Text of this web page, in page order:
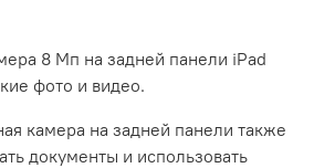
8 Мп на задней панели iPad
фото и видео.
камера на задней панели также
документы и использовать